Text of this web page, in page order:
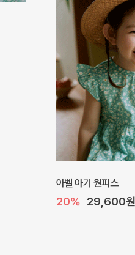
네로 바디수트
10% 32,400원